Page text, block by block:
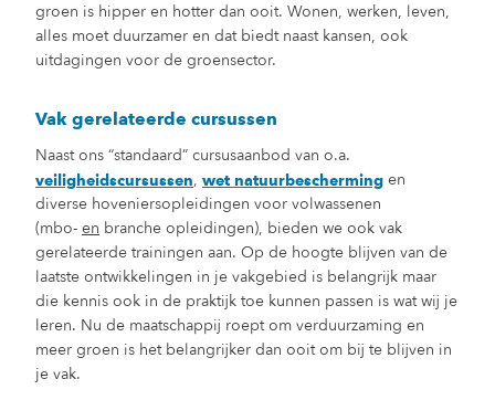
groen is hipper en hotter dan ooit. Wonen, werken, leven,
alles moet duurzamer en dat biedt naast kansen, ook
uitdagingen voor de groensector.
Vak gerelateerde cursussen
Naast ons “standaard” cursusaanbod van o.a.
veiligheidscursussen, wet natuurbescherming en
diverse hoveniersopleidingen voor volwassenen
(mbo- en branche opleidingen), bieden we ook vak
gerelateerde trainingen aan. Op de hoogte blijven van de
laatste ontwikkelingen in je vakgebied is belangrijk maar
die kennis ook in de praktijk toe kunnen passen is wat wij je
leren. Nu de maatschappij roept om verduurzaming en
meer groen is het belangrijker dan ooit om bij te blijven in
je vak.